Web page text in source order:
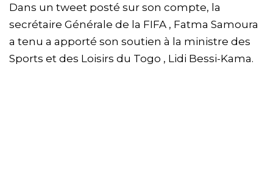
Dans un tweet posté sur son compte, la
secrétaire Générale de la FIFA , Fatma Samoura
a tenu a apporté son soutien à la ministre des
Sports et des Loisirs du Togo , Lidi Bessi-Kama.